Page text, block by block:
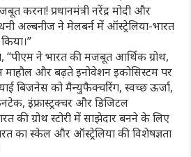
करना! प्रधानमंत्री नरेंद्र मोदी और
अल्बनीज ने मेलबर्न में ऑस्ट्रेलिया-भारत
ने भारत की मजबूत आर्थिक ग्रोथ,
माहौल और बढ़ते इनोवेशन इकोसिस्टम पर
बिजनेस को मैन्युफैक्चरिंग, स्वच्छ ऊर्जा,
इंफ्रास्ट्रक्चर और डिजिटल
की ग्रोथ स्टोरी में साझेदार बनने के लिए
का स्केल और ऑस्ट्रेलिया की विशेषज्ञता